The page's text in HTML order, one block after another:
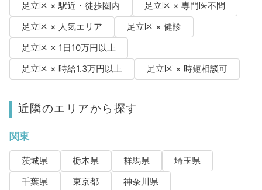
足立区 × 駅近・徒歩圏内
足立区 × 専門医不問
足立区 × 人気エリア
足立区 × 健診
足立区 × 1日10万円以上
足立区 × 時給1.3万円以上
足立区 × 時短相談可
近隣のエリアから探す
関東
茨城県 栃木県 群馬県
埼玉県
千葉県
東京都 神奈川県